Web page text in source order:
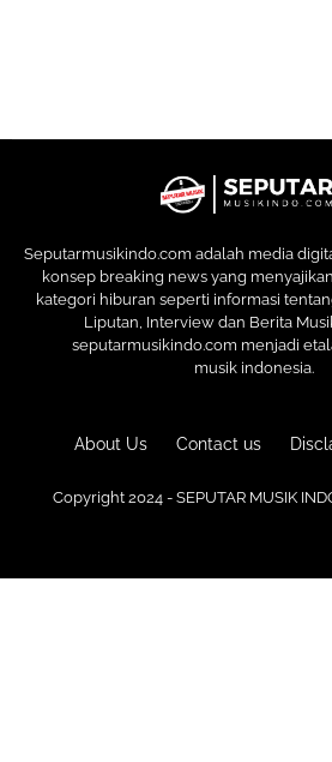
Seputarmusikindo.com adalah media
konsep breaking news yang
kategori hiburan seperti informasi
Liputan, Interview dan Berita
seputarmusikindo.com menjadi
musik indonesia.
Copyright 2024 - SEPUTAR MUSIK
About Us Contact us